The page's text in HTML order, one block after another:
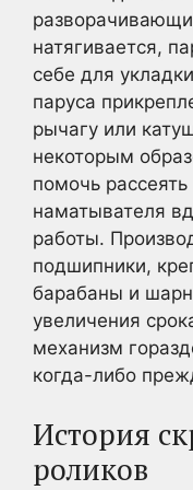
натягивается,
себе для
паруса
рычагу или
некоторым
помочь
наматывателя
работы.
подшипники,
барабаны и
увеличения
механизм
когда-либо
История
роликов